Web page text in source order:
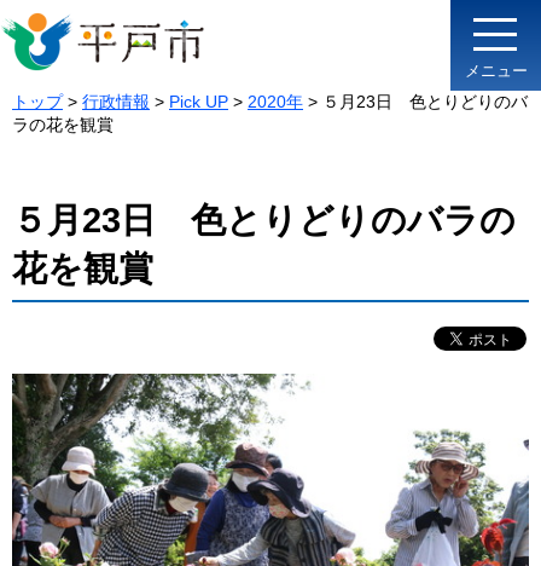
メニュー
トップ> 行政情報 > Pick UP > 2020年 > ５月23日 色とりどりのバ
ラの花を観賞
５月23日 色とりどりのバラの
花を観賞